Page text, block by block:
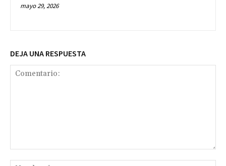
mayo 29, 2026
DEJA UNA RESPUESTA